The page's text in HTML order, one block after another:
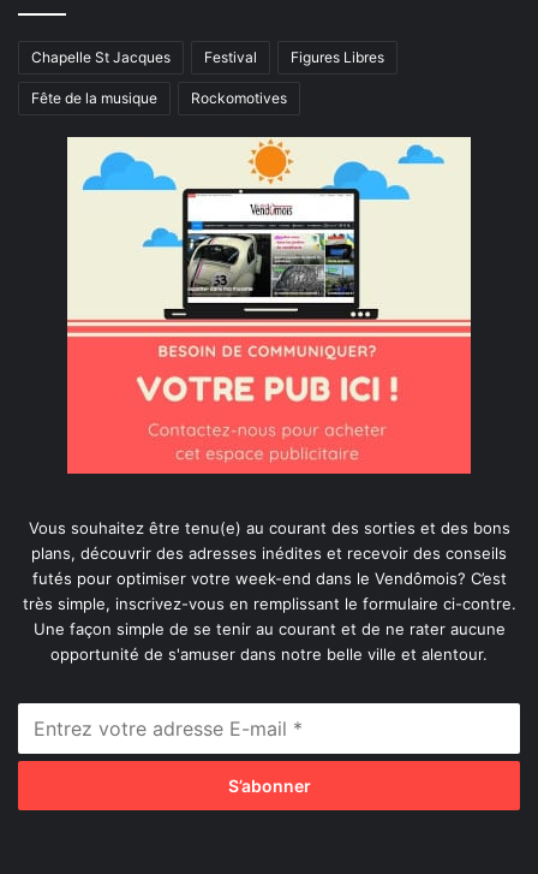
Chapelle St Jacques Festival Figures Libres
Fête de la musique Rockomotives
Vous souhaitez être tenu(e) au courant des sorties et des bons
plans, découvrir des adresses inédites et recevoir des conseils
futés pour optimiser votre week-end dans le Vendômois? C’est
très simple, inscrivez-vous en remplissant le formulaire ci-contre.
Une façon simple de se tenir au courant et de ne rater aucune
opportunité de s'amuser dans notre belle ville et alentour.